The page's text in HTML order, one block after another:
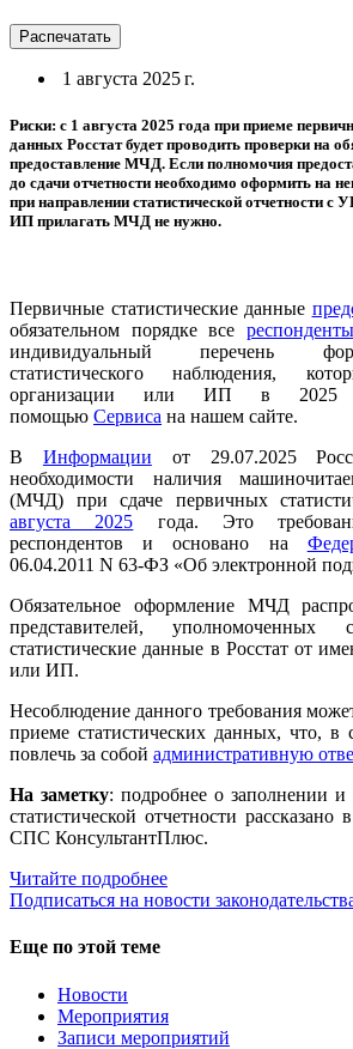
Распечатать
1 августа 2025 г.
Риски: с 1 августа 2025 года при приеме
данных Росстат будет проводить проверки на
предоставление МЧД. Если полномочия
до сдачи отчетности необходимо оформить на
при направлении статистической отчетности с
ИП прилагать МЧД не нужно.
Первичные статистические данные
обязательном порядке все респонденты
индивидуальный перечень
статистического наблюдения,
организации или ИП в
помощью Сервиса на нашем сайте.
В Информации от 29.07.2025
необходимости наличия
(МЧД) при сдаче первичных
августа 2025 года. Это
респондентов и основано на
06.04.2011 N 63-ФЗ «Об электронной
Обязательное оформление МЧД
представителей, уполномоченных
статистические данные в Росстат от
или ИП.
Несоблюдение данного требования
приеме статистических данных, что, в
повлечь за собой административную
На заметку: подробнее о заполнении
статистической отчетности рассказано
СПС КонсультантПлюс.
Читайте подробнее
Подписаться на новости
Еще по этой теме
Новости
Мероприятия
Записи мероприятий